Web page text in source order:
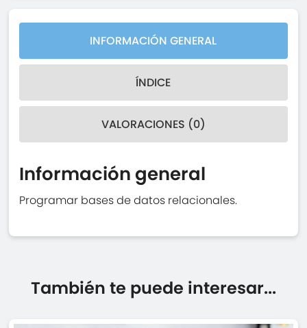
INFORMACIÓN GENERAL
ÍNDICE
VALORACIONES (0)
Información general
Programar bases de datos relacionales.
También te puede interesar...